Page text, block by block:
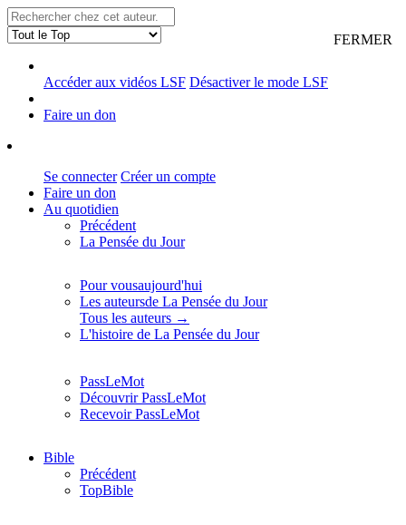
Accéder aux vidéos LSF Désactiver le mode LSF
Faire un don
Se connecter Créer un compte
Faire un don
Au quotidien
Précédent
La Pensée du Jour
Pour vousaujourd'hui
Les auteursde La Pensée du Jour
Tous les auteurs →
L'histoire de La Pensée du Jour
PassLeMot
Découvrir PassLeMot
Recevoir PassLeMot
Bible
Précédent
TopBible
FERMER